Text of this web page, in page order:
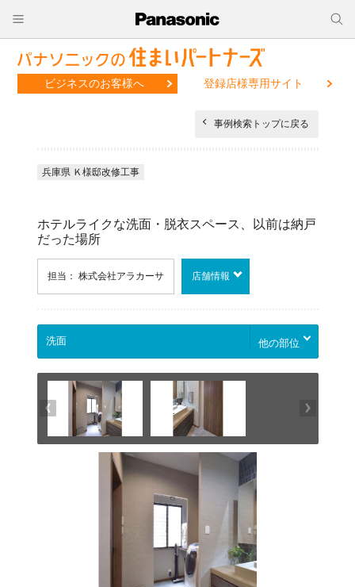
ビジネスのお客様へ 登録店様専用サイト
事例検索トップに戻る
兵庫県 Ｋ様邸改修工事
ホテルライクな洗面・脱衣スペース、以前は納戸
だった場所
担当： 株式会社アラカーサ 店舗情報
他の部位